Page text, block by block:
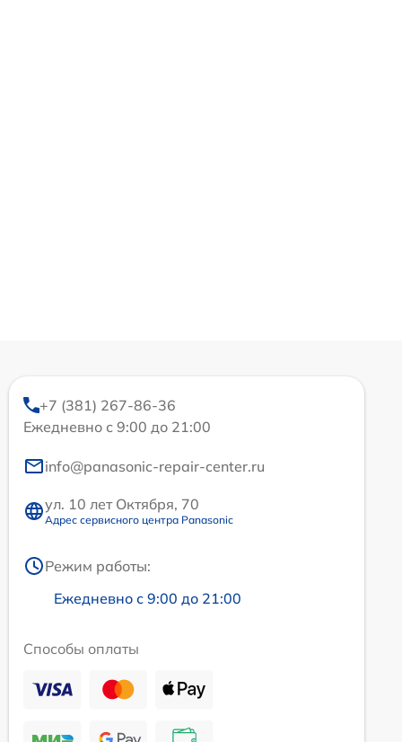
+7 (381) 267-86-36
Ежедневно с 9:00 до 21:00
info@panasonic-repair-center.ru
ул. 10 лет Октября, 70
Адрес сервисного центра Panasonic
Режим работы:
Ежедневно с 9:00 до 21:00
Способы оплаты